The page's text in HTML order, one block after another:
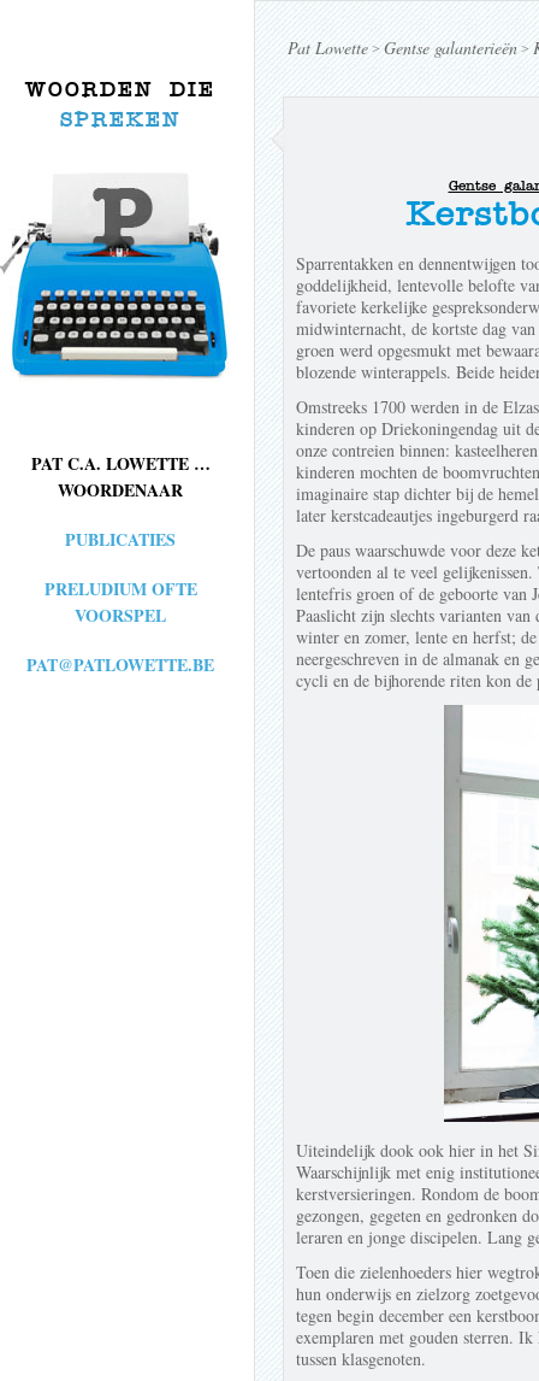
WOORDEN DIE
SPREKEN
PAT C.A. LOWETTE …
WOORDENAAR
PUBLICATIES
PRELUDIUM OFTE
VOORSPEL
PAT@PATLOWETTE.BE
Pat Lowette>Gentse galanterieën>
Gentse
Sparrentakken en dennentwijgen
goddelijkheid, lentevolle belofte
favoriete kerkelijke
midwinternacht, de kortste dag
groen werd opgesmukt met
blozende winterappels. Beide
Omstreeks 1700 werden in de
kinderen op Driekoningendag uit
onze contreien binnen:
kinderen mochten de
imaginaire stap dichter bij de
later kerstcadeautjes ingeburgerd
De paus waarschuwde voor deze
vertoonden al te veel
lentefris groen of de geboorte van
Paaslicht zijn slechts varianten
winter en zomer, lente en herfst;
neergeschreven in de almanak en
cycli en de bijhorende riten kon de
Uiteindelijk dook ook hier in het
Waarschijnlijk met enig
kerstversieringen. Rondom de
gezongen, gegeten en gedronken
leraren en jonge discipelen. Lang
Toen die zielenhoeders hier
hun onderwijs en zielzorg
tegen begin december een
exemplaren met gouden sterren.
tussen klasgenoten.